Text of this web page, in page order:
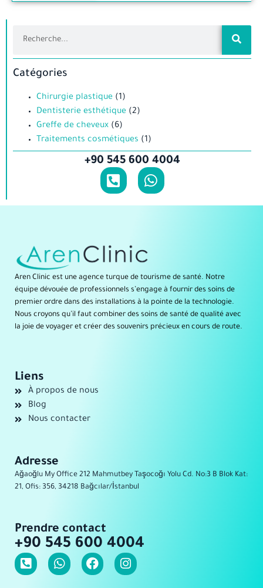
Catégories
Chirurgie plastique (1)
Dentisterie esthétique (2)
Greffe de cheveux (6)
Traitements cosmétiques (1)
+90 545 600 4004
Aren Clinic est une agence turque de tourisme de santé. Notre
équipe dévouée de professionnels s’engage à fournir des soins de
premier ordre dans des installations à la pointe de la technologie.
Nous croyons qu’il faut combiner des soins de santé de qualité avec
la joie de voyager et créer des souvenirs précieux en cours de route.
Liens
À propos de nous
Blog
Nous contacter
Adresse
Ağaoğlu My Office 212 Mahmutbey Taşocoğı Yolu Cd. No:3 B Blok Kat:
21, Ofis: 356, 34218 Bağcılar/İstanbul
Prendre contact
+90 545 600 4004